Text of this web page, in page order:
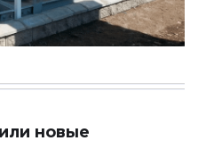
новые